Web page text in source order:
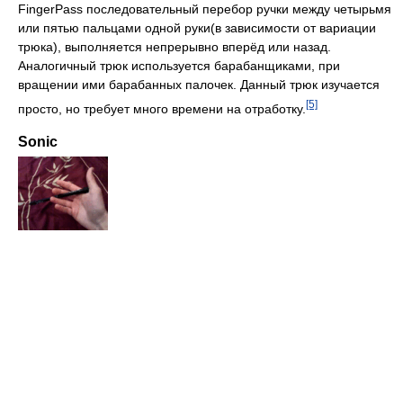
FingerPass последовательный перебор ручки между четырьмя
или пятью пальцами одной руки(в зависимости от вариации
трюка), выполняется непрерывно вперёд или назад.
Аналогичный трюк используется барабанщиками, при
вращении ими барабанных палочек. Данный трюк изучается
просто, но требует много времени на отработку. [5]
Sonic